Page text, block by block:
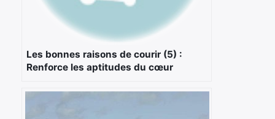
Les bonnes raisons de courir (5) :
Renforce les aptitudes du cœur